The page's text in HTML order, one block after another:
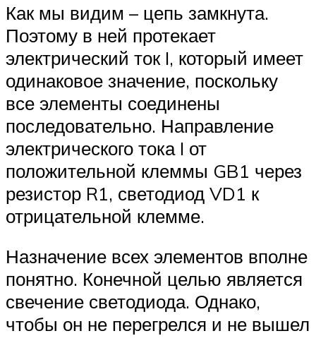
Как мы видим – цепь замкнута.
Поэтому в ней протекает
электрический ток I, который имеет
одинаковое значение, поскольку
все элементы соединены
последовательно. Направление
электрического тока I от
положительной клеммы GB1 через
резистор R1, светодиод VD1 к
отрицательной клемме.
Назначение всех элементов вполне
понятно. Конечной целью является
свечение светодиода. Однако,
чтобы он не перегрелся и не вышел